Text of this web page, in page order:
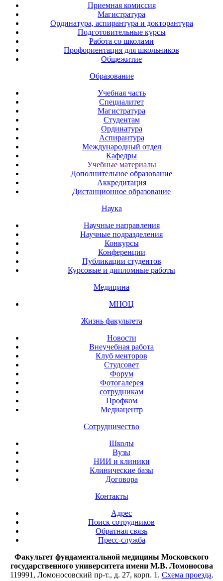
Приемная комиссия
Магистратура
Ординатура, аспирантура и докторантура
Подготовительные курсы
Работа со школами
Профориентация для школьников
Общежитие
Образование
Учебная часть
Специалитет
Магистратура
Студентам
Ординатура
Аспирантура
Международный отдел
Кафедры
Учебные материалы
Дополнительное образование
Аккредитация
Дистанционное образование
Наука
Научные направления
Научные подразделения
Конкурсы
Конференции
Публикации студентов
Курсовые и дипломные работы
Медицина
МНОЦ
Жизнь факультета
Новости
Внеучебная работа
Клуб менторов
Студсовет
Форум
Фотогалерея
сотрудникам
Профком
Медиацентр
Сотрудничество
Школы
Вузы
НИИ и клиники
Клинические базы
Договора
Контакты
Адрес
Поиск сотрудников
Обратная связь
Пресс-служба
Факультет фундаментальной медицины Московского
государственного университета имени М.В. Ломоносова
119991, Ломоносовский пр-т., д. 27, корп. 1. Схема проезда.